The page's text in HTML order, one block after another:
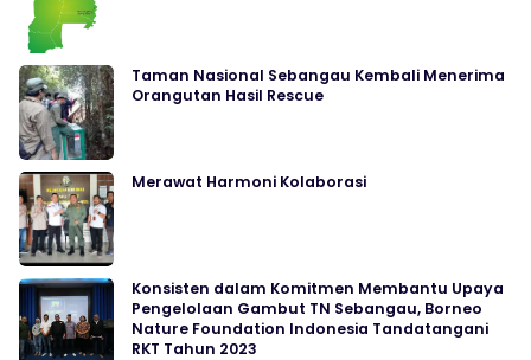
Taman Nasional Sebangau Kembali Menerima
Orangutan Hasil Rescue
Merawat Harmoni Kolaborasi
Konsisten dalam Komitmen Membantu Upaya
Pengelolaan Gambut TN Sebangau, Borneo
Nature Foundation Indonesia Tandatangani
RKT Tahun 2023